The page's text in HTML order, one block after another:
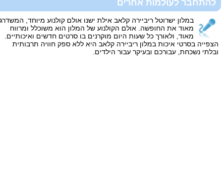
להתחבר לעולמות אחרים
במלון ישרוטל ריביירה קלאב אילת ישנו אולם קולנוע מיוחד, המשדרג
מאוד את החופשה. אולם הקולנוע של המלון הוא משוכלל ומרווח
מאוד, ולאורך כל שעות היום מוקרנים בו סרטים חדשים ואיכותיים.
הצפייה בסרטי איכות במלון ריביירה קלאב היא ללא ספק חוויה תרבותית
ובלתי נשכחת, עבורכם ובעיקר עבור הילדים.